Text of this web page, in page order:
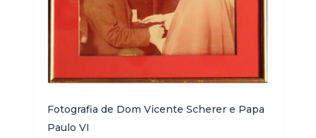
Fotografia de Dom Vicente Scherer e Papa
Paulo VI